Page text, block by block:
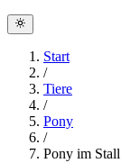
Start
/
Tiere
/
Pony
/
Pony im Stall